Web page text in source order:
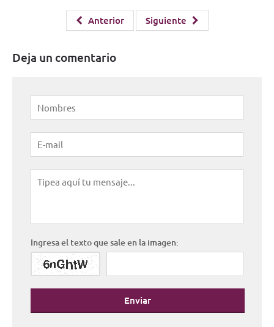
Anterior Siguiente
Deja un comentario
Ingresa el texto que sale en la imagen:
Enviar